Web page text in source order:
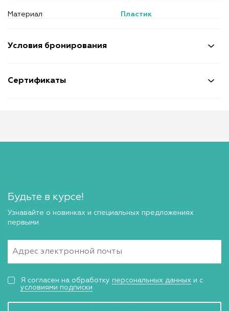
Условия бронирования
Сертификаты
Материал Пластик
Будьте в курсе!
Узнавайте о новинках и специальных предложениях
первыми
Я согласен на обработку персональных данных и с
условиями подписки